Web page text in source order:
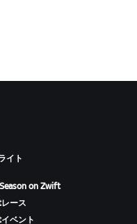
イト
on Zwift
ース
ベント